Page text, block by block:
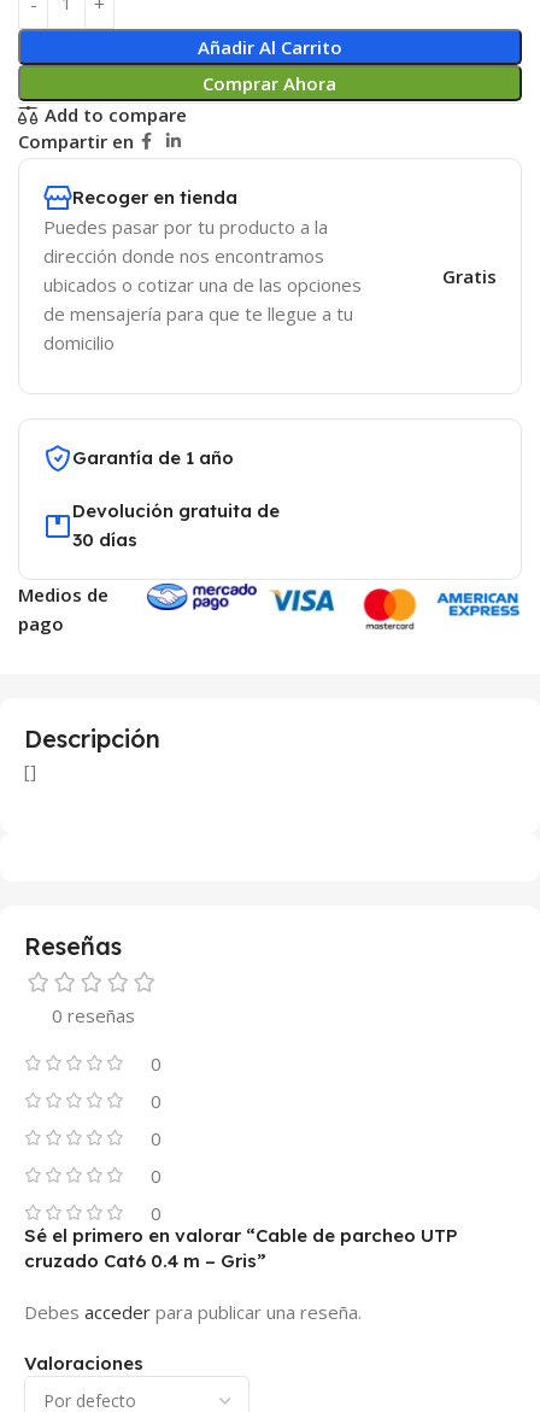
Añadir Al Carrito
Comprar Ahora
Add to compare
Compartir en
Recoger en tienda
Puedes pasar por tu producto a la
dirección donde nos encontramos
ubicados o cotizar una de las opciones
de mensajería para que te llegue a tu
domicilio
Gratis
Garantía de 1 año
Devolución gratuita de
30 días
Medios de
pago
Descripción
[]
Reseñas
0 reseñas
0
0
0
0
0
Valoraciones
Sé el primero en valorar “Cable de parcheo UTP
cruzado Cat6 0.4 m – Gris”
Debes acceder para publicar una reseña.